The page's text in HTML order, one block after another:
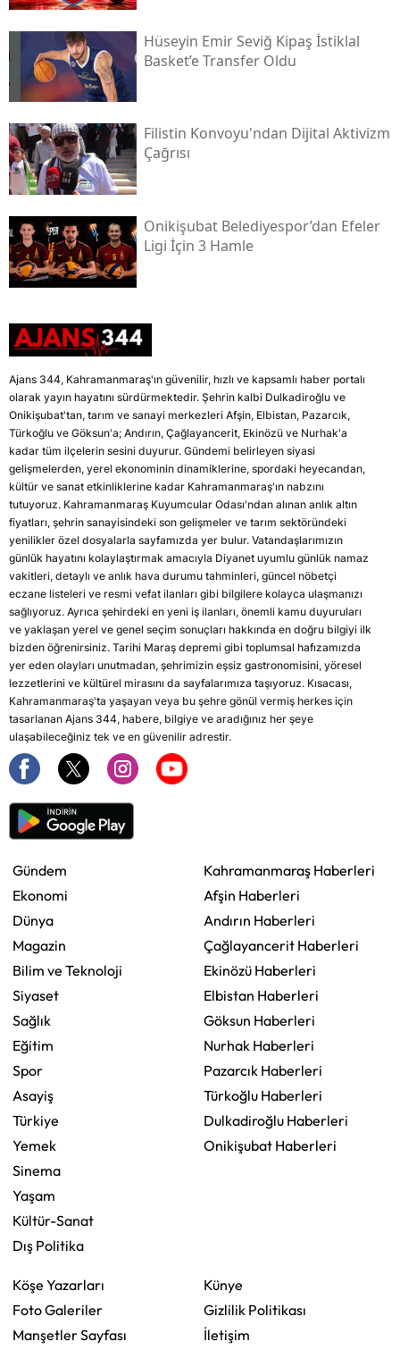
Hüseyin Emir Seviğ Kipaş İstiklal
Basket’e Transfer Oldu
Filistin Konvoyu'ndan Dijital Aktivizm
Çağrısı
Onikişubat Belediyespor’dan Efeler
Ligi İçin 3 Hamle
Ajans 344, Kahramanmaraş'ın güvenilir, hızlı ve kapsamlı haber portalı
olarak yayın hayatını sürdürmektedir. Şehrin kalbi Dulkadiroğlu ve
Onikişubat'tan, tarım ve sanayi merkezleri Afşin, Elbistan, Pazarcık,
Türkoğlu ve Göksun'a; Andırın, Çağlayancerit, Ekinözü ve Nurhak'a
kadar tüm ilçelerin sesini duyurur. Gündemi belirleyen siyasi
gelişmelerden, yerel ekonominin dinamiklerine, spordaki heyecandan,
kültür ve sanat etkinliklerine kadar Kahramanmaraş'ın nabzını
tutuyoruz. Kahramanmaraş Kuyumcular Odası'ndan alınan anlık altın
fiyatları, şehrin sanayisindeki son gelişmeler ve tarım sektöründeki
yenilikler özel dosyalarla sayfamızda yer bulur. Vatandaşlarımızın
günlük hayatını kolaylaştırmak amacıyla Diyanet uyumlu günlük namaz
vakitleri, detaylı ve anlık hava durumu tahminleri, güncel nöbetçi
eczane listeleri ve resmi vefat ilanları gibi bilgilere kolayca ulaşmanızı
sağlıyoruz. Ayrıca şehirdeki en yeni iş ilanları, önemli kamu duyuruları
ve yaklaşan yerel ve genel seçim sonuçları hakkında en doğru bilgiyi ilk
bizden öğrenirsiniz. Tarihi Maraş depremi gibi toplumsal hafızamızda
yer eden olayları unutmadan, şehrimizin eşsiz gastronomisini, yöresel
lezzetlerini ve kültürel mirasını da sayfalarımıza taşıyoruz. Kısacası,
Kahramanmaraş'ta yaşayan veya bu şehre gönül vermiş herkes için
tasarlanan Ajans 344, habere, bilgiye ve aradığınız her şeye
ulaşabileceğiniz tek ve en güvenilir adrestir.
Gündem
Ekonomi
Dünya
Magazin
Bilim ve Teknoloji
Siyaset
Sağlık
Eğitim
Spor
Asayiş
Türkiye
Yemek
Sinema
Yaşam
Kültür-Sanat
Dış Politika
Kahramanmaraş Haberleri
Afşin Haberleri
Andırın Haberleri
Çağlayancerit Haberleri
Ekinözü Haberleri
Elbistan Haberleri
Göksun Haberleri
Nurhak Haberleri
Pazarcık Haberleri
Türkoğlu Haberleri
Dulkadiroğlu Haberleri
Onikişubat Haberleri
Köşe Yazarları
Foto Galeriler
Manşetler Sayfası
Künye
Gizlilik Politikası
İletişim